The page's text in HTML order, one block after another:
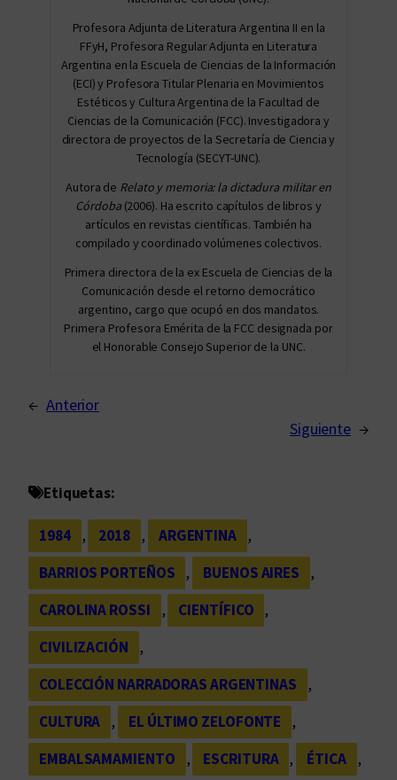
Profesora Adjunta de Literatura Argentina II en la
FFyH, Profesora Regular Adjunta en Literatura
Argentina en la Escuela de Ciencias de la Información
(ECI) y Profesora Titular Plenaria en Movimientos
Estéticos y Cultura Argentina de la Facultad de
Ciencias de la Comunicación (FCC). Investigadora y
directora de proyectos de la Secretaría de Ciencia y
Tecnología (SECYT-UNC).
Autora de Relato y memoria: la dictadura militar en
Córdoba (2006). Ha escrito capítulos de libros y
artículos en revistas científicas. También ha
compilado y coordinado volúmenes colectivos.
Primera directora de la ex Escuela de Ciencias de la
Comunicación desde el retorno democrático
argentino, cargo que ocupó en dos mandatos.
Primera Profesora Emérita de la FCC designada por
el Honorable Consejo Superior de la UNC.
← Anterior
Siguiente →
Etiquetas:
1984 , 2018 , ARGENTINA
,
BARRIOS PORTEÑOS
, BUENOS AIRES
,
CAROLINA ROSSI
, CIENTÍFICO
,
CIVILIZACIÓN
,
COLECCIÓN NARRADORAS ARGENTINAS
,
CULTURA
, EL ÚLTIMO ZELOFONTE
,
EMBALSAMAMIENTO
, ESCRITURA , ÉTICA
,